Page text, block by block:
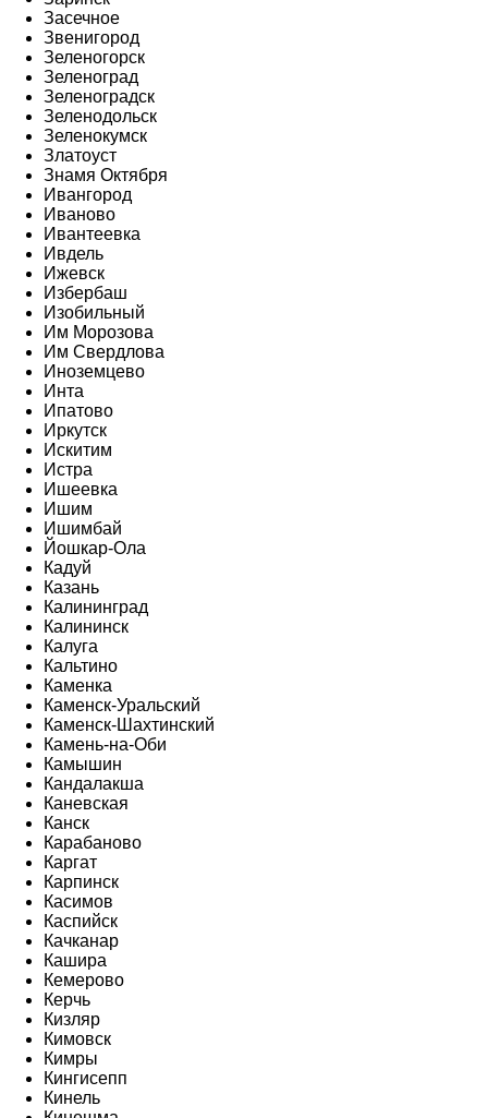
Засечное
Звенигород
Зеленогорск
Зеленоград
Зеленоградск
Зеленодольск
Зеленокумск
Златоуст
Знамя Октября
Ивангород
Иваново
Ивантеевка
Ивдель
Ижевск
Избербаш
Изобильный
Им Морозова
Им Свердлова
Иноземцево
Инта
Ипатово
Иркутск
Искитим
Истра
Ишеевка
Ишим
Ишимбай
Йошкар-Ола
Кадуй
Казань
Калининград
Калининск
Калуга
Кальтино
Каменка
Каменск-Уральский
Каменск-Шахтинский
Камень-на-Оби
Камышин
Кандалакша
Каневская
Канск
Карабаново
Каргат
Карпинск
Касимов
Каспийск
Качканар
Кашира
Кемерово
Керчь
Кизляр
Кимовск
Кимры
Кингисепп
Кинель